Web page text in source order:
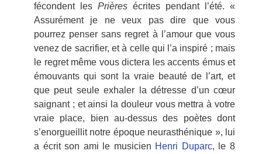
fécondent les Prières écrites pendant l’été. «
Assurément je ne veux pas dire que vous
pourrez penser sans regret à l’amour que vous
venez de sacrifier, et à celle qui l’a inspiré ; mais
le regret même vous dictera les accents émus et
émouvants qui sont la vraie beauté de l’art, et
que peut seule exhaler la détresse d’un cœur
saignant ; et ainsi la douleur vous mettra à votre
vraie place, bien au-dessus des poètes dont
s’enorgueillit notre époque neurasthénique », lui
a écrit son ami le musicien Henri Duparc, le 8